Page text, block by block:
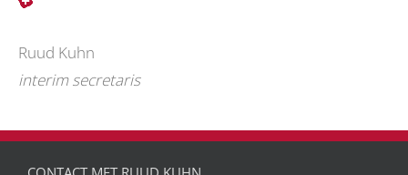
Ruud Kuhn
interim secretaris